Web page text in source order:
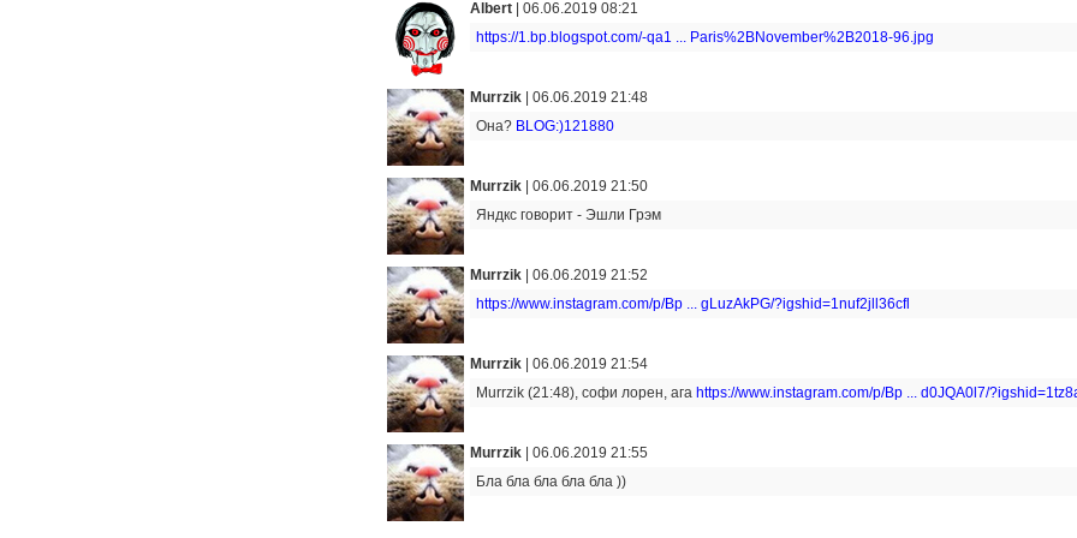
Albert
06.06.2019 08:21
https://1.bp.blogspot.com/-qa1 ... Paris%2BNovember%2B2018-96.jpg
Murrzik
06.06.2019 21:48
Она? BLOG:)121880
Murrzik
06.06.2019 21:50
Яндкс говорит - Эшли Грэм
Murrzik
06.06.2019 21:52
https://www.instagram.com/p/Bp ... gLuzAkPG/?igshid=1nuf2jll36cfl
Murrzik
06.06.2019 21:54
Murrzik (21:48), софи лорен, ага https://www.instagram.com/p/Bp ... d0JQA0l7/
Murrzik
06.06.2019 21:55
Бла бла бла бла бла ))